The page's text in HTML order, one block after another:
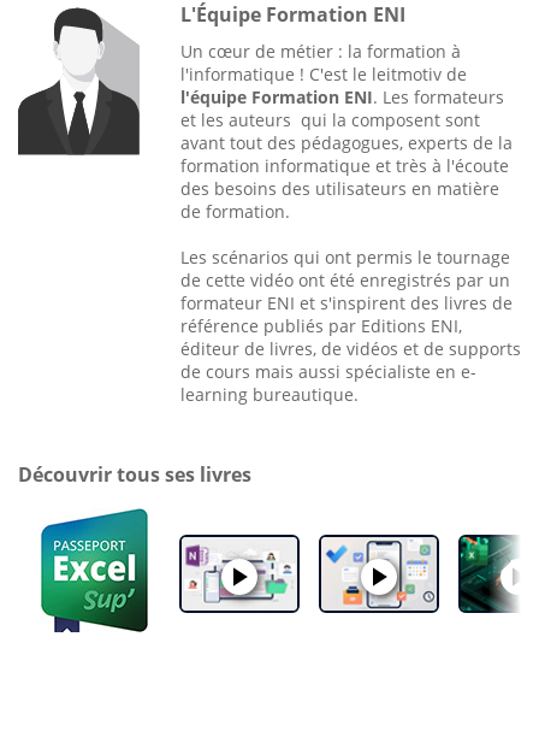
L'Équipe Formation ENI
Un cœur de métier : la formation à
l'informatique ! C'est le leitmotiv de
l'équipe Formation ENI. Les formateurs
et les auteurs qui la composent sont
avant tout des pédagogues, experts de la
formation informatique et très à l'écoute
des besoins des utilisateurs en matière
de formation.
Les scénarios qui ont permis le tournage
de cette vidéo ont été enregistrés par un
formateur ENI et s'inspirent des livres de
référence publiés par Editions ENI,
éditeur de livres, de vidéos et de supports
de cours mais aussi spécialiste en e-
learning bureautique.
Découvrir tous ses livres